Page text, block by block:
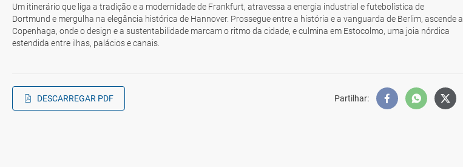
Um itinerário que liga a tradição e a modernidade de Frankfurt, atravessa a energia industrial e futebolística de
Dortmund e mergulha na elegância histórica de Hannover. Prossegue entre a história e a vanguarda de Berlim, ascende a
Copenhaga, onde o design e a sustentabilidade marcam o ritmo da cidade, e culmina em Estocolmo, uma joia nórdica
estendida entre ilhas, palácios e canais.
DESCARREGAR PDF Partilhar: